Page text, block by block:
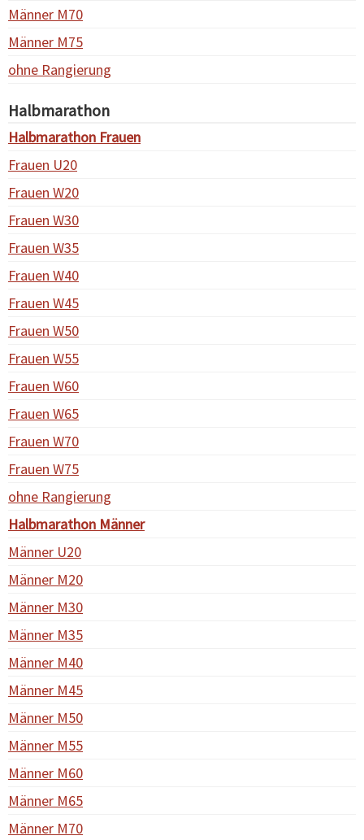
Männer M70
Männer M75
ohne Rangierung
Halbmarathon
Halbmarathon Frauen
Frauen U20
Frauen W20
Frauen W30
Frauen W35
Frauen W40
Frauen W45
Frauen W50
Frauen W55
Frauen W60
Frauen W65
Frauen W70
Frauen W75
ohne Rangierung
Halbmarathon Männer
Männer U20
Männer M20
Männer M30
Männer M35
Männer M40
Männer M45
Männer M50
Männer M55
Männer M60
Männer M65
Männer M70